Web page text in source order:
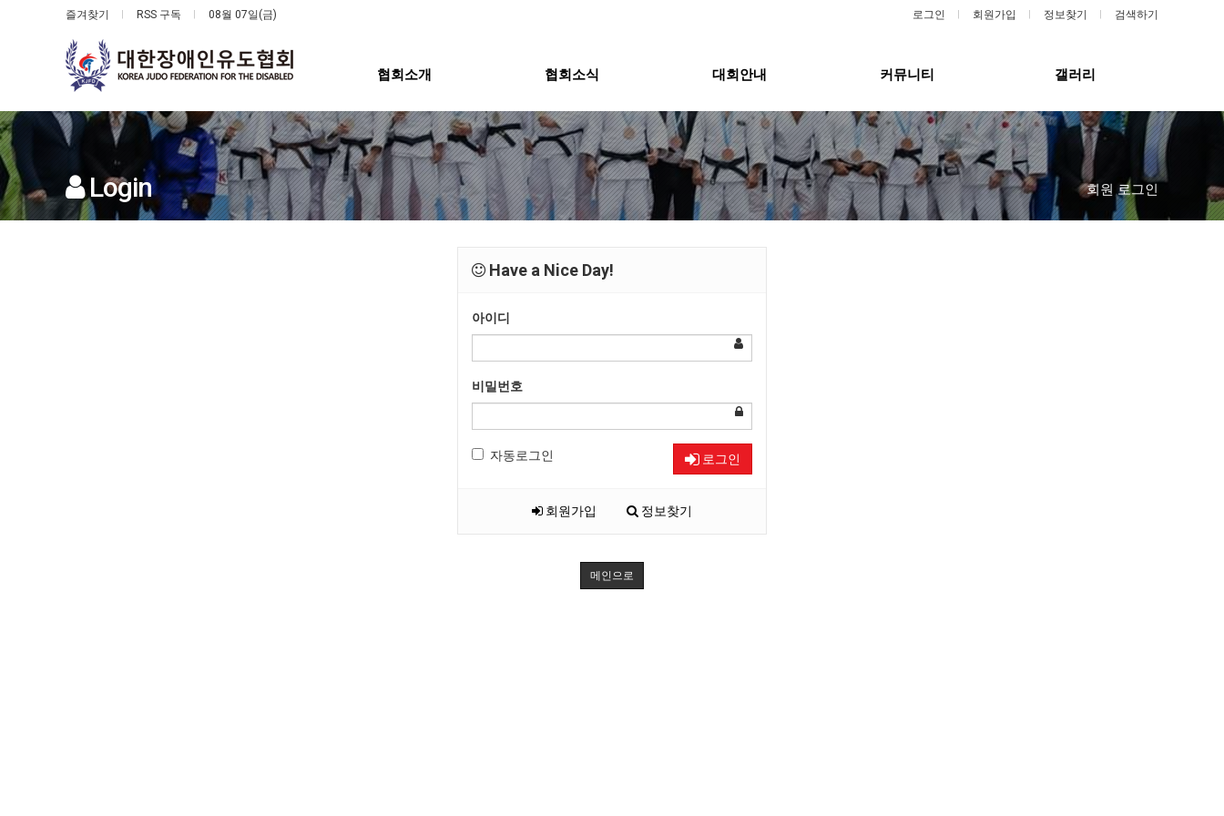
즐겨찾기 RSS 구독 08월 07일(금) 로그인 회원가입 정보찾기 검색하기
협회소개 협회소식 대회안내 커뮤니티 갤러리
Login 회원 로그인
Have a Nice Day!
아이디
비밀번호
자동로그인 로그인
회원가입 정보찾기
메인으로